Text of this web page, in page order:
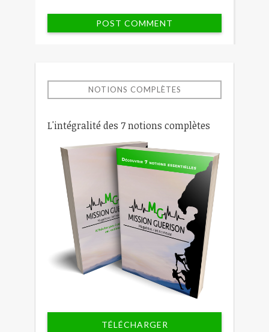
NOTIONS COMPLÈTES
L'intégralité des 7 notions complètes
TÉLÉCHARGER